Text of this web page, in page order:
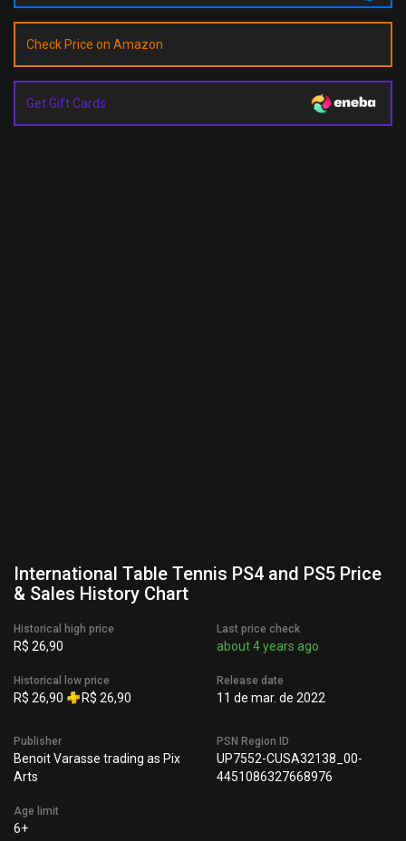
Check Price on Amazon
Get Gift Cards
International Table Tennis PS4 and PS5 Price
& Sales History Chart
Historical high price
R$ 26,90
Historical low price
R$ 26,90 R$ 26,90
Last price check
about 4 years ago
Release date
11 de mar. de 2022
Publisher
Benoit Varasse trading as Pix
Arts
Age limit
6+
PSN Region ID
UP7552-CUSA32138_00-
4451086327668976